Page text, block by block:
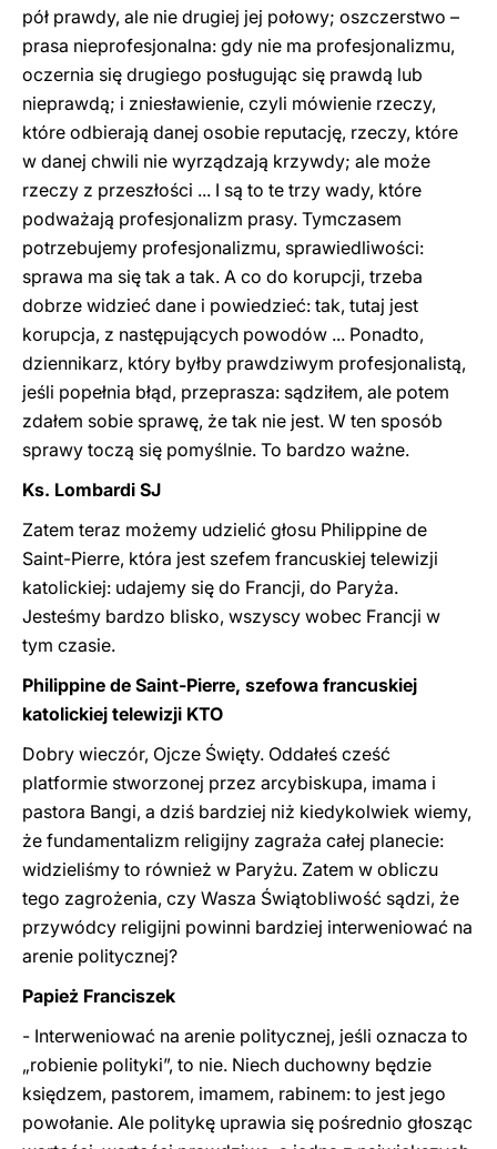
pół prawdy, ale nie drugiej jej połowy; oszczerstwo –
prasa nieprofesjonalna: gdy nie ma profesjonalizmu,
oczernia się drugiego posługując się prawdą lub
nieprawdą; i zniesławienie, czyli mówienie rzeczy,
które odbierają danej osobie reputację, rzeczy, które
w danej chwili nie wyrządzają krzywdy; ale może
rzeczy z przeszłości ... I są to te trzy wady, które
podważają profesjonalizm prasy. Tymczasem
potrzebujemy profesjonalizmu, sprawiedliwości:
sprawa ma się tak a tak. A co do korupcji, trzeba
dobrze widzieć dane i powiedzieć: tak, tutaj jest
korupcja, z następujących powodów ... Ponadto,
dziennikarz, który byłby prawdziwym profesjonalistą,
jeśli popełnia błąd, przeprasza: sądziłem, ale potem
zdałem sobie sprawę, że tak nie jest. W ten sposób
sprawy toczą się pomyślnie. To bardzo ważne.
Ks. Lombardi SJ
Zatem teraz możemy udzielić głosu Philippine de
Saint-Pierre, która jest szefem francuskiej telewizji
katolickiej: udajemy się do Francji, do Paryża.
Jesteśmy bardzo blisko, wszyscy wobec Francji w
tym czasie.
Philippine de Saint-Pierre, szefowa francuskiej
katolickiej telewizji KTO
Dobry wieczór, Ojcze Święty. Oddałeś cześć
platformie stworzonej przez arcybiskupa, imama i
pastora Bangi, a dziś bardziej niż kiedykolwiek wiemy,
że fundamentalizm religijny zagraża całej planecie:
widzieliśmy to również w Paryżu. Zatem w obliczu
tego zagrożenia, czy Wasza Świątobliwość sądzi, że ​​
przywódcy religijni powinni bardziej interweniować na
arenie politycznej?
Papież Franciszek
- Interweniować na arenie politycznej, jeśli oznacza to
„robienie polityki”, to nie. Niech duchowny będzie
księdzem, pastorem, imamem, rabinem: to jest jego
powołanie. Ale politykę uprawia się pośrednio głosząc